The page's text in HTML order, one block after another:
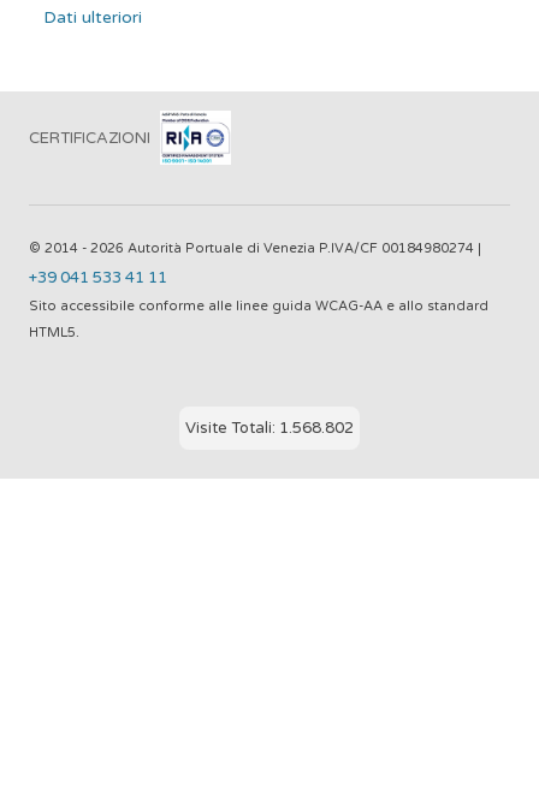
Dati ulteriori
CERTIFICAZIONI
© 2014 - 2026 Autorità Portuale di Venezia P.IVA/CF 00184980274 |
+39 041 533 41 11
Sito accessibile conforme alle linee guida WCAG-AA e allo standard
HTML5.
Visite Totali: 1.568.802